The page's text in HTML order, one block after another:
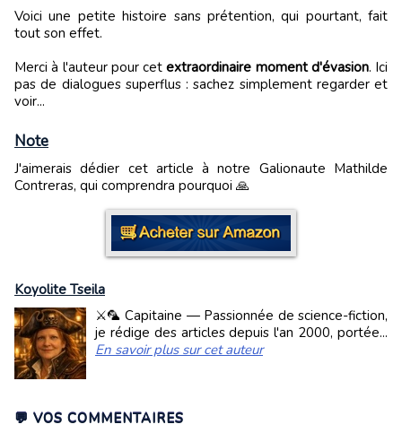
Voici une petite histoire sans prétention, qui pourtant, fait
tout son effet.
Merci à l'auteur pour cetextraordinaire moment d'évasion. Ici
pas de dialogues superflus : sachez simplement regarder et
voir...
Note
J'aimerais dédier cet article à notre Galionaute Mathilde
Contreras, qui comprendra pourquoi 🙏
Koyolite Tseila
⚔️🦜 Capitaine — Passionnée de science-fiction,
je rédige des articles depuis l'an 2000, portée...
En savoir plus sur cet auteur
💬 VOS COMMENTAIRES